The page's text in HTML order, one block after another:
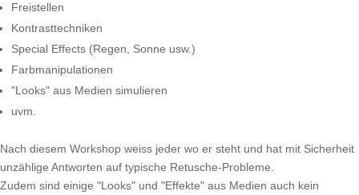
Freistellen
Kontrasttechniken
Special Effects (Regen, Sonne usw.)
Farbmanipulationen
"Looks" aus Medien simulieren
uvm.
Nach diesem Workshop weiss jeder wo er steht und hat mit Sicherheit
unzählige Antworten auf typische Retusche-Probleme.
Zudem sind einige "Looks" und "Effekte" aus Medien auch kein